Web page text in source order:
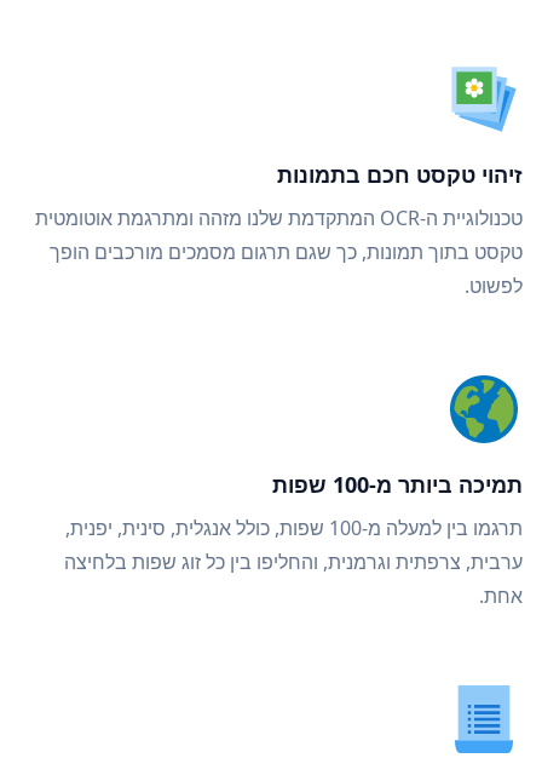
זיהוי טקסט חכם בתמונות
טכנולוגיית ה-OCR המתקדמת שלנו מזהה ומתרגמת אוטומטית
טקסט בתוך תמונות, כך שגם תרגום מסמכים מורכבים הופך
לפשוט.
תמיכה ביותר מ-100 שפות
תרגמו בין למעלה מ-100 שפות, כולל אנגלית, סינית, יפנית,
ערבית, צרפתית וגרמנית, והחליפו בין כל זוג שפות בלחיצה
אחת.